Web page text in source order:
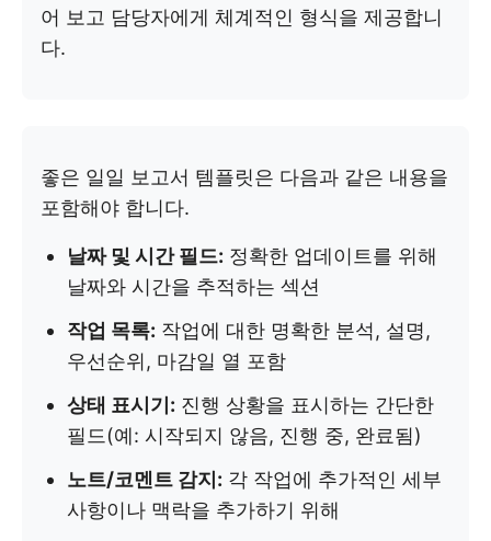
어 보고 담당자에게 체계적인 형식을 제공합니
다.
좋은 일일 보고서 템플릿은 다음과 같은 내용을
포함해야 합니다.
날짜 및 시간 필드: 정확한 업데이트를 위해
날짜와 시간을 추적하는 섹션
작업 목록: 작업에 대한 명확한 분석, 설명,
우선순위, 마감일 열 포함
상태 표시기: 진행 상황을 표시하는 간단한
필드(예: 시작되지 않음, 진행 중, 완료됨)
노트/코멘트 감지: 각 작업에 추가적인 세부
사항이나 맥락을 추가하기 위해